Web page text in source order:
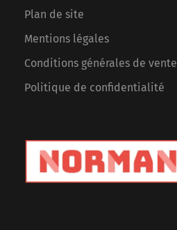
Plan de site
Mentions légales
Conditions générales de vente
Politique de confidentialité